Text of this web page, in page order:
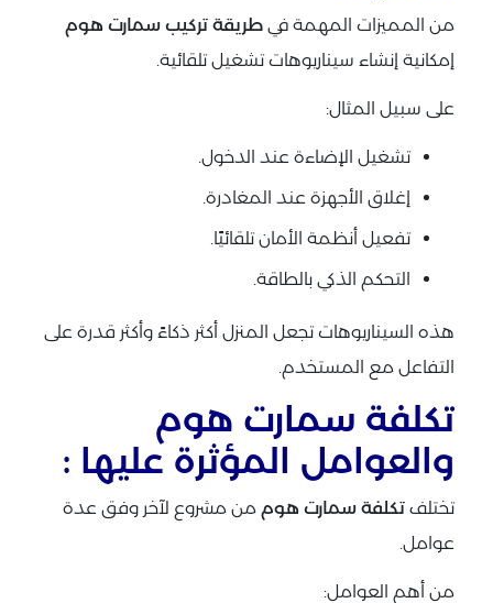
من المميزات المهمة في طريقة تركيب سمارت هوم
إمكانية إنشاء سيناريوهات تشغيل تلقائية.
على سبيل المثال:
تشغيل الإضاءة عند الدخول.
إغلاق الأجهزة عند المغادرة.
تفعيل أنظمة الأمان تلقائيًا.
التحكم الذكي بالطاقة.
هذه السيناريوهات تجعل المنزل أكثر ذكاءً وأكثر قدرة على
التفاعل مع المستخدم.
تكلفة سمارت هوم
والعوامل المؤثرة عليها :
تختلف تكلفة سمارت هوم من مشروع لآخر وفق عدة
عوامل.
من أهم العوامل: